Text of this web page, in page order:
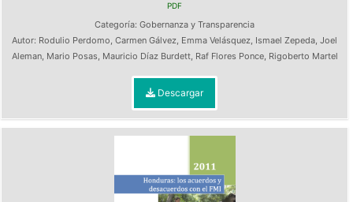
PDF
Categoría: Gobernanza y Transparencia
Autor: Rodulio Perdomo, Carmen Gálvez, Emma Velásquez, Ismael Zepeda, Joel
Aleman, Mario Posas, Mauricio Díaz Burdett, Raf Flores Ponce, Rigoberto Martel
Descargar